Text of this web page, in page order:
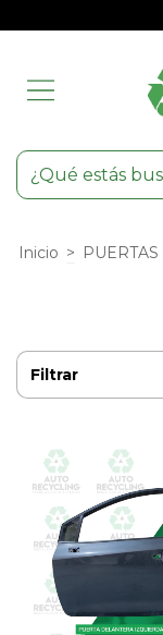
Inicio > PUERTAS
Filtrar